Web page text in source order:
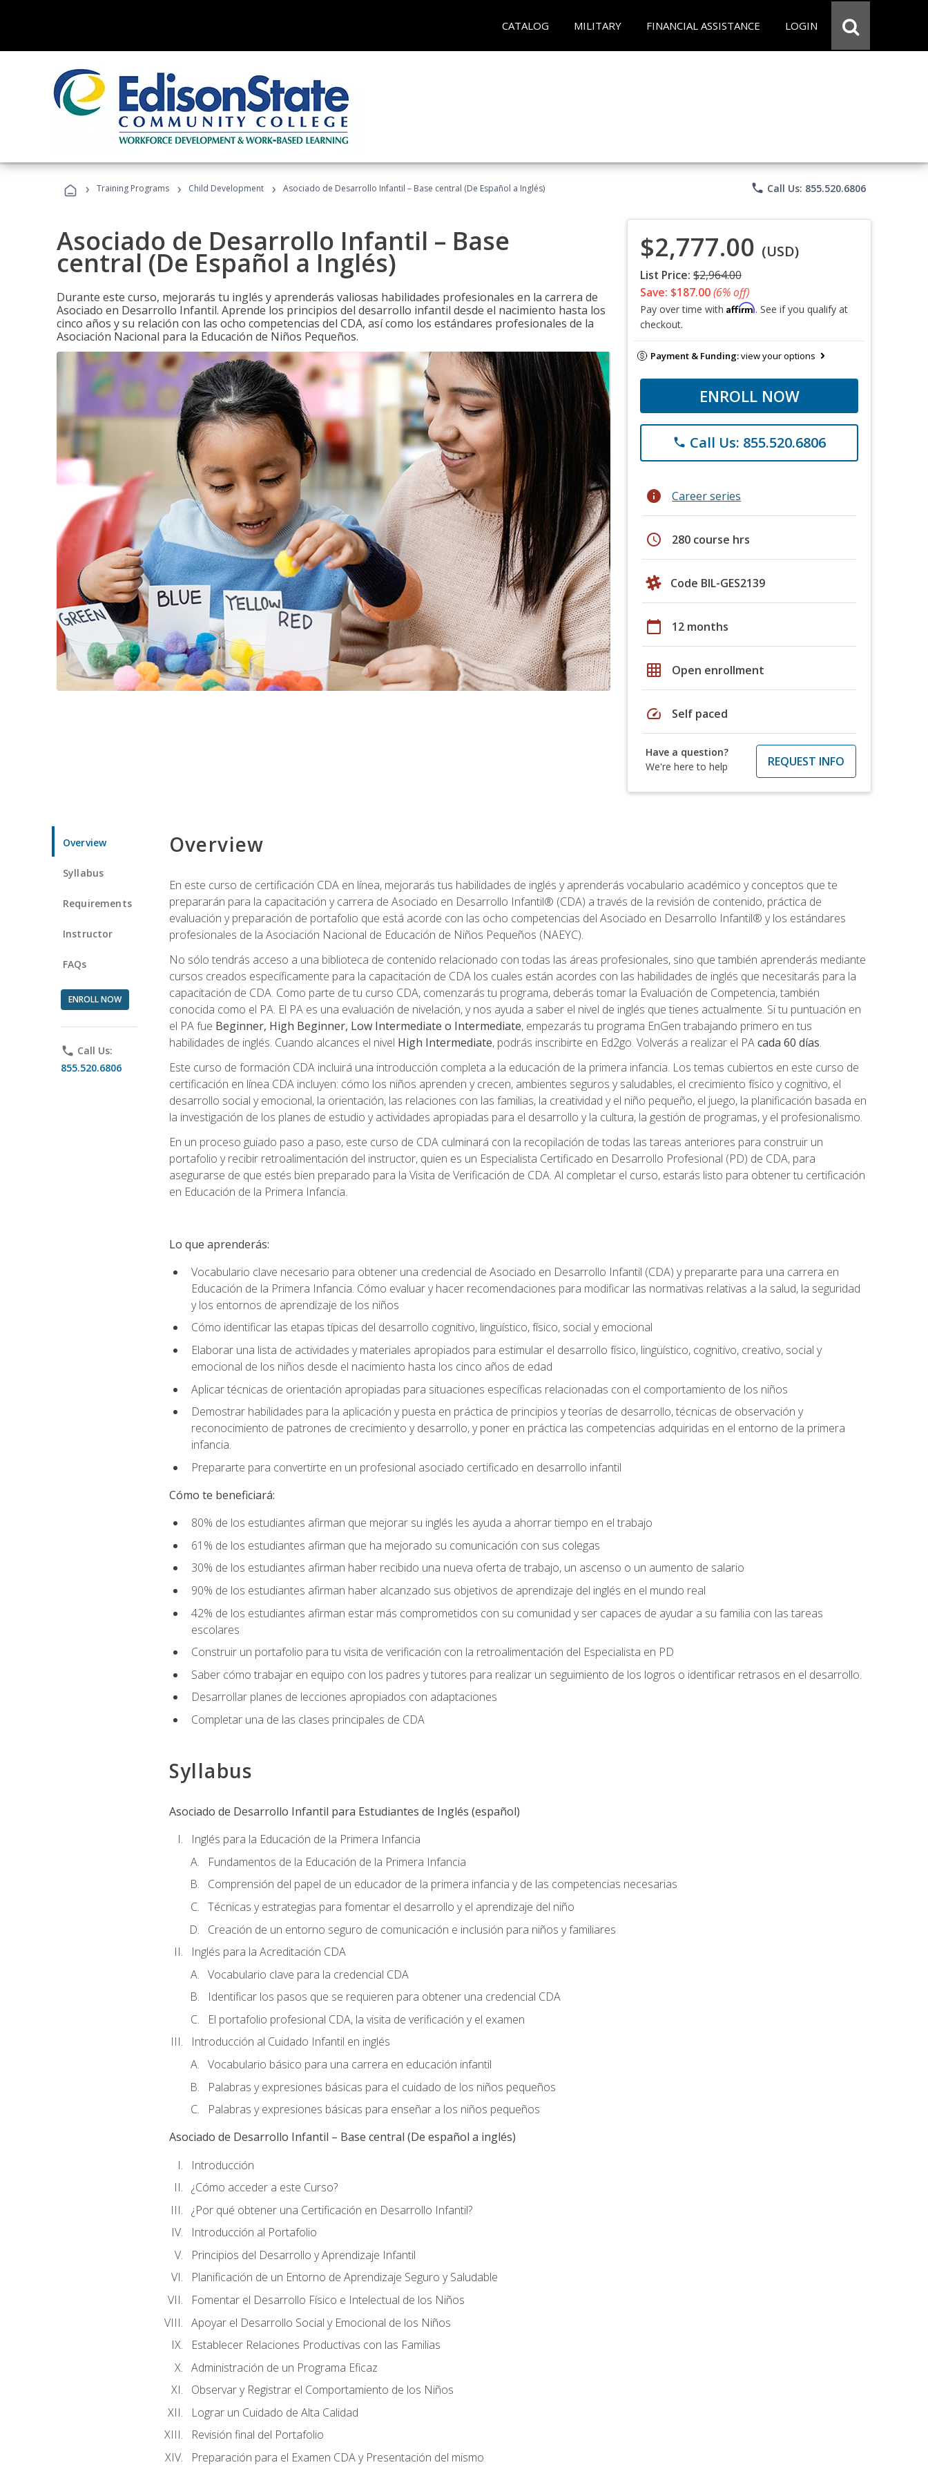
CATALOG MILITARY FINANCIAL ASSISTANCE LOGIN
› Training Programs › Child Development › Asociado de Desarrollo Infantil – Base central (De Español a Inglés) phone Call Us: 855.520.6806
Asociado de Desarrollo Infantil – Base
central (De Español a Inglés)
Durante este curso, mejorarás tu inglés y aprenderás valiosas habilidades profesionales en la carrera de
Asociado en Desarrollo Infantil. Aprende los principios del desarrollo infantil desde el nacimiento hasta los
cinco años y su relación con las ocho competencias del CDA, así como los estándares profesionales de la
Asociación Nacional para la Educación de Niños Pequeños.
$2,777.00 (USD)
List Price: $2,964.00
Save: $187.00(6% off)
Pay over time with Affirm. See if you qualify at
checkout.
Payment & Funding:view your options
ENROLL NOW
phone Call Us: 855.520.6806
info Career series
schedule 280 course hrs
Code BIL-GES2139
calendar_today 12 months
grid_on Open enrollment
speed Self paced
Have a question?
We're here to help
REQUEST INFO
Overview
Syllabus
Requirements
Instructor
FAQs
ENROLL NOW
phone Call Us:
855.520.6806
Overview
En este curso de certificación CDA en línea, mejorarás tus habilidades de inglés y aprenderás vocabulario académico y conceptos que te
prepararán para la capacitación y carrera de Asociado en Desarrollo Infantil® (CDA) a través de la revisión de contenido, práctica de
evaluación y preparación de portafolio que está acorde con las ocho competencias del Asociado en Desarrollo Infantil® y los estándares
profesionales de la Asociación Nacional de Educación de Niños Pequeños (NAEYC).
No sólo tendrás acceso a una biblioteca de contenido relacionado con todas las áreas profesionales, sino que también aprenderás mediante
cursos creados específicamente para la capacitación de CDA los cuales están acordes con las habilidades de inglés que necesitarás para la
capacitación de CDA. Como parte de tu curso CDA, comenzarás tu programa, deberás tomar la Evaluación de Competencia, también
conocida como el PA. El PA es una evaluación de nivelación, y nos ayuda a saber el nivel de inglés que tienes actualmente. Si tu puntuación en
el PA fue Beginner, High Beginner, Low Intermediate o Intermediate, empezarás tu programa EnGen trabajando primero en tus
habilidades de inglés. Cuando alcances el nivel High Intermediate, podrás inscribirte en Ed2go. Volverás a realizar el PAcada 60 días.
Este curso de formación CDA incluirá una introducción completa a la educación de la primera infancia. Los temas cubiertos en este curso de
certificación en línea CDA incluyen: cómo los niños aprenden y crecen, ambientes seguros y saludables, el crecimiento físico y cognitivo, el
desarrollo social y emocional, la orientación, las relaciones con las familias, la creatividad y el niño pequeño, el juego, la planificación basada en
la investigación de los planes de estudio y actividades apropiadas para el desarrollo y la cultura, la gestión de programas, y el profesionalismo.
En un proceso guiado paso a paso, este curso de CDA culminará con la recopilación de todas las tareas anteriores para construir un
portafolio y recibir retroalimentación del instructor, quien es un Especialista Certificado en Desarrollo Profesional (PD) de CDA, para
asegurarse de que estés bien preparado para la Visita de Verificación de CDA. Al completar el curso, estarás listo para obtener tu certificación
en Educación de la Primera Infancia.
Lo que aprenderás:
Vocabulario clave necesario para obtener una credencial de Asociado en Desarrollo Infantil (CDA) y prepararte para una carrera en
Educación de la Primera Infancia. Cómo evaluar y hacer recomendaciones para modificar las normativas relativas a la salud, la seguridad
y los entornos de aprendizaje de los niños
Cómo identificar las etapas típicas del desarrollo cognitivo, lingüístico, físico, social y emocional
Elaborar una lista de actividades y materiales apropiados para estimular el desarrollo físico, lingüístico, cognitivo, creativo, social y
emocional de los niños desde el nacimiento hasta los cinco años de edad
Aplicar técnicas de orientación apropiadas para situaciones específicas relacionadas con el comportamiento de los niños
Demostrar habilidades para la aplicación y puesta en práctica de principios y teorías de desarrollo, técnicas de observación y
reconocimiento de patrones de crecimiento y desarrollo, y poner en práctica las competencias adquiridas en el entorno de la primera
infancia.
Prepararte para convertirte en un profesional asociado certificado en desarrollo infantil
Cómo te beneficiará:
80% de los estudiantes afirman que mejorar su inglés les ayuda a ahorrar tiempo en el trabajo
61% de los estudiantes afirman que ha mejorado su comunicación con sus colegas
30% de los estudiantes afirman haber recibido una nueva oferta de trabajo, un ascenso o un aumento de salario
90% de los estudiantes afirman haber alcanzado sus objetivos de aprendizaje del inglés en el mundo real
42% de los estudiantes afirman estar más comprometidos con su comunidad y ser capaces de ayudar a su familia con las tareas
escolares
Construir un portafolio para tu visita de verificación con la retroalimentación del Especialista en PD
Saber cómo trabajar en equipo con los padres y tutores para realizar un seguimiento de los logros o identificar retrasos en el desarrollo.
Desarrollar planes de lecciones apropiados con adaptaciones
Completar una de las clases principales de CDA
Syllabus
Asociado de Desarrollo Infantil para Estudiantes de Inglés (español)
Inglés para la Educación de la Primera Infancia
Fundamentos de la Educación de la Primera Infancia
Comprensión del papel de un educador de la primera infancia y de las competencias necesarias
Técnicas y estrategias para fomentar el desarrollo y el aprendizaje del niño
Creación de un entorno seguro de comunicación e inclusión para niños y familiares
Inglés para la Acreditación CDA
Vocabulario clave para la credencial CDA
Identificar los pasos que se requieren para obtener una credencial CDA
El portafolio profesional CDA, la visita de verificación y el examen
Introducción al Cuidado Infantil en inglés
Vocabulario básico para una carrera en educación infantil
Palabras y expresiones básicas para el cuidado de los niños pequeños
Palabras y expresiones básicas para enseñar a los niños pequeños
Asociado de Desarrollo Infantil – Base central (De español a inglés)
Introducción
¿Cómo acceder a este Curso?
¿Por qué obtener una Certificación en Desarrollo Infantil?
Introducción al Portafolio
Principios del Desarrollo y Aprendizaje Infantil
Planificación de un Entorno de Aprendizaje Seguro y Saludable
Fomentar el Desarrollo Físico e Intelectual de los Niños
Apoyar el Desarrollo Social y Emocional de los Niños
Establecer Relaciones Productivas con las Familias
Administración de un Programa Eficaz
Observar y Registrar el Comportamiento de los Niños
Lograr un Cuidado de Alta Calidad
Revisión final del Portafolio
Preparación para el Examen CDA y Presentación del mismo